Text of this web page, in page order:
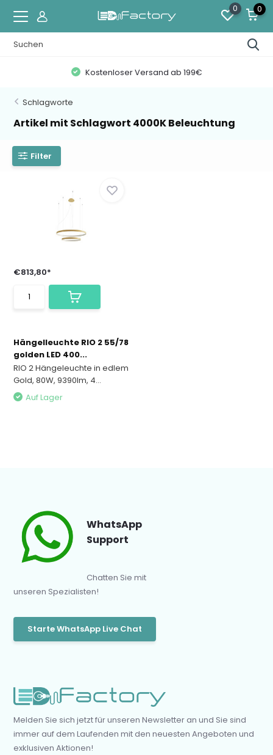
0 0
Kostenloser Versand ab 199€
Schlagworte
Artikel mit Schlagwort 4000K Beleuchtung
Filter
€813,80*
Hängelleuchte RIO 2 55/78
golden LED 400...
RIO 2 Hängeleuchte in edlem
Gold, 80W, 9390lm, 4...
Auf Lager
WhatsApp
Support
Chatten Sie mit
unseren Spezialisten!
Starte WhatsApp Live Chat
Melden Sie sich jetzt für unseren Newsletter an und Sie sind
immer auf dem Laufenden mit den neuesten Angeboten und
exklusiven Aktionen!